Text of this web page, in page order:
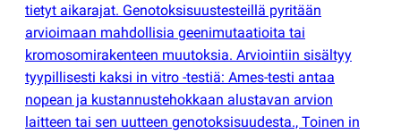
tietyt aikarajat. Genotoksisuustesteillä pyritään
arvioimaan mahdollisia geenimutaatioita tai
kromosomirakenteen muutoksia. Arviointiin sisältyy
tyypillisesti kaksi in vitro -testiä: Ames-testi antaa
nopean ja kustannustehokkaan alustavan arvion
laitteen tai sen uutteen genotoksisuudesta., Toinen in